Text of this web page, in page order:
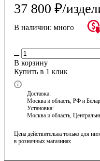
37 800 ₽/
В наличии: много
В корзину
Купить в 1 клик
Доставка:
Москва и область, РФ и
Установка:
Москва и область,
Цена действительна только для
в розничных магазинах